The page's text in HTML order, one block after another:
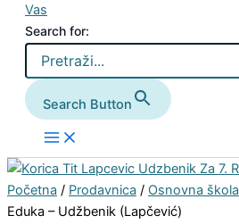
Search for:
Search Button
Početna / Prodavnica / Osnovna škola
Eduka – Udžbenik (Lapčević)